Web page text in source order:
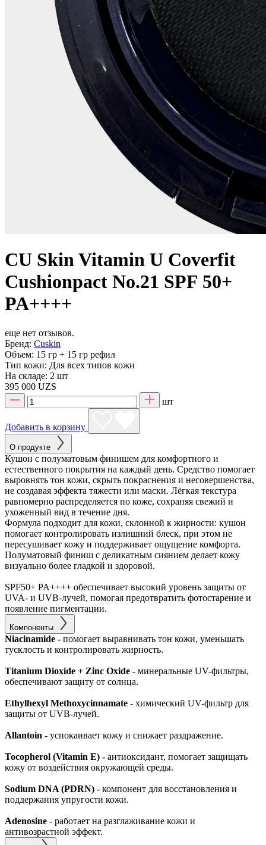
CU Skin Vitamin U Coverfit
Cushionpact No.21 SPF 50+
PA++++
еще нет отзывов.
Бренд: Cuskin
Объем: 15 гр + 15 гр рефил
Тип кожи: Для всех типов кожи
На складе: 2 шт
395 000 UZS
шт
Добавить в корзину
О продукте
Кушон с полуматовым финишем для комфортного и
естественного покрытия на каждый день. Средство помогает
выровнять тон кожи, скрыть покраснения и несовершенства,
не создавая эффекта тяжести или маски. Лёгкая текстура
равномерно распределяется по коже, сохраняя свежий и
ухоженный вид в течение дня.
Формула подходит для кожи, склонной к жирности: кушон
помогает контролировать излишний блеск, при этом не
пересушивает кожу и поддерживает ощущение комфорта.
Полуматовый финиш с деликатным сиянием делает кожу
визуально более гладкой и здоровой.
SPF50+ PA++++ обеспечивает высокий уровень защиты от
UVA- и UVB-лучей, помогая предотвратить фотостарение и
появление пигментации.
Компоненты
Niacinamide - помогает выравнивать тон кожи, уменьшать
тусклость и контролировать жирность.
Titanium Dioxide + Zinc Oxide - минеральные UV-фильтры,
обеспечивают защиту от солнца.
Ethylhexyl Methoxycinnamate - химический UV-фильтр для
защиты от UVB-лучей.
Allantoin - успокаивает кожу и снижает раздражение.
Tocopherol (Vitamin E) - антиоксидант, помогает защищать
кожу от воздействия окружающей среды.
Sodium DNA (PDRN) - компонент для восстановления и
поддержания упругости кожи.
Adenosine - работает на разглаживание кожи и
антивозрастной эффект.